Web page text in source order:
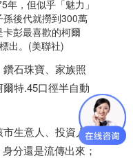
年，但似乎「魅力」
後代就撈到300萬
彭最喜歡的柯爾
出。(美聯社)
石珠寶、家族照
特.45口徑半自動
生意人、投資人納
分還是流傳出來；